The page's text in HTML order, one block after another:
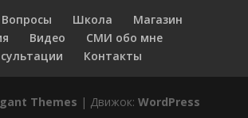
Вопросы Школа
Магазин
Видео
СМИ обо мне
Контакты
Themes | Движок:WordPress